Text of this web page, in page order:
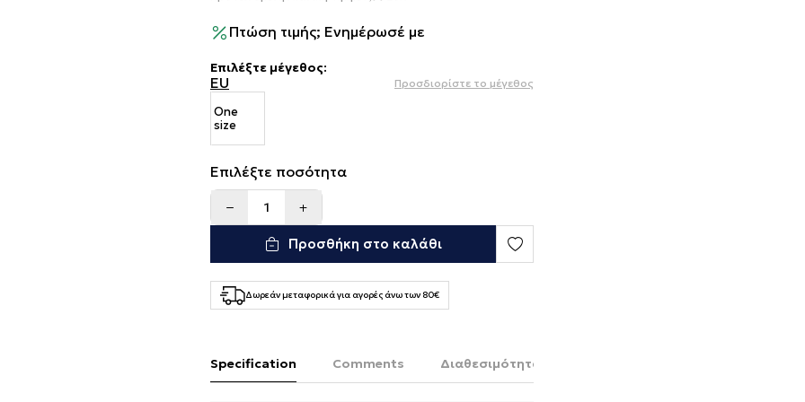
Πτώση τιμής; Ενημέρωσέ με
Επιλέξτε μέγεθος:
EU Προσδιορίστε το μέγεθος
One
size
Επιλέξτε ποσότητα
Προσθήκη στο καλάθι
Δωρεάν μεταφορικά για αγορές άνω των 80€
Specification Comments Διαθεσιμότητα στο κατάστημα